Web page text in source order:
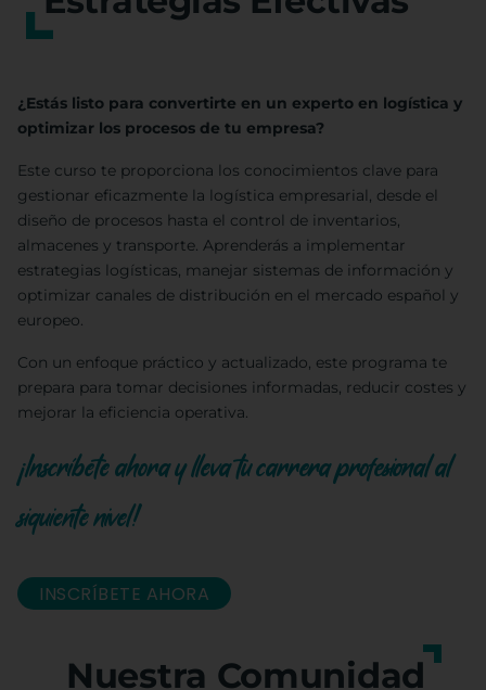
¿Estás listo para convertirte en un experto en logística y
optimizar los procesos de tu empresa?
Este curso te proporciona los conocimientos clave para
gestionar eficazmente la logística empresarial, desde el
diseño de procesos hasta el control de inventarios,
almacenes y transporte. Aprenderás a implementar
estrategias logísticas, manejar sistemas de información y
optimizar canales de distribución en el mercado español y
europeo.
Con un enfoque práctico y actualizado, este programa te
prepara para tomar decisiones informadas, reducir costes y
mejorar la eficiencia operativa.
¡Inscríbete ahora y lleva tu carrera profesional al
siguiente nivel!
INSCRÍBETE AHORA
Nuestra Comunidad